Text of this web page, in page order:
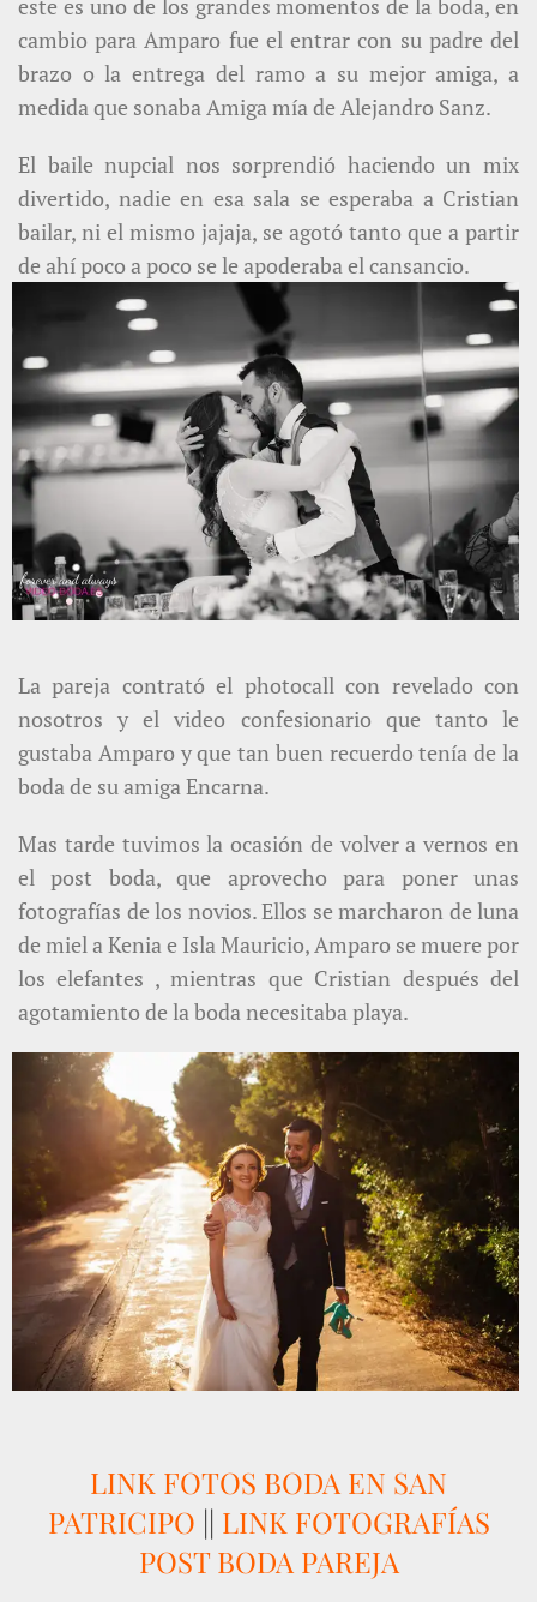
cambio para Amparo fue el entrar con su padre del
brazo o la entrega del ramo a su mejor amiga, a
medida que sonaba Amiga mía de Alejandro Sanz.
El baile nupcial nos sorprendió haciendo un mix
divertido, nadie en esa sala se esperaba a Cristian
bailar, ni el mismo jajaja, se agotó tanto que a partir
de ahí poco a poco se le apoderaba el cansancio.
La pareja contrató el photocall con revelado con
nosotros y el video confesionario que tanto le
gustaba Amparo y que tan buen recuerdo tenía de la
boda de su amiga Encarna.
Mas tarde tuvimos la ocasión de volver a vernos en
el post boda, que aprovecho para poner unas
fotografías de los novios. Ellos se marcharon de luna
de miel a Kenia e Isla Mauricio, Amparo se muere por
los elefantes , mientras que Cristian después del
agotamiento de la boda necesitaba playa.
LINK FOTOS BODA EN SAN
PATRICIPO || LINK FOTOGRAFÍAS
POST BODA PAREJA